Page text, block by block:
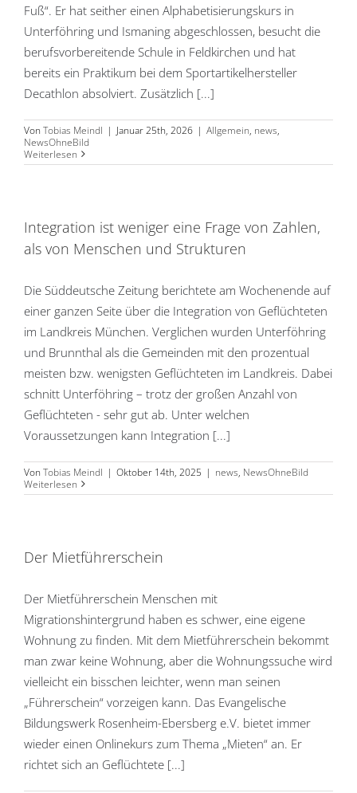
Fuß“. Er hat seither einen Alphabetisierungskurs in
Unterföhring und Ismaning abgeschlossen, besucht die
berufsvorbereitende Schule in Feldkirchen und hat
bereits ein Praktikum bei dem Sportartikelhersteller
Decathlon absolviert. Zusätzlich [...]
Von Tobias Meindl | Januar 25th, 2026 | Allgemein, news,
NewsOhneBild
Weiterlesen
Integration ist weniger eine Frage von Zahlen,
als von Menschen und Strukturen
Die Süddeutsche Zeitung berichtete am Wochenende auf
einer ganzen Seite über die Integration von Geflüchteten
im Landkreis München. Verglichen wurden Unterföhring
und Brunnthal als die Gemeinden mit den prozentual
meisten bzw. wenigsten Geflüchteten im Landkreis. Dabei
schnitt Unterföhring – trotz der großen Anzahl von
Geflüchteten - sehr gut ab. Unter welchen
Voraussetzungen kann Integration [...]
Von Tobias Meindl | Oktober 14th, 2025 | news, NewsOhneBild
Weiterlesen
Der Mietführerschein
Der Mietführerschein Menschen mit
Migrationshintergrund haben es schwer, eine eigene
Wohnung zu finden. Mit dem Mietführerschein bekommt
man zwar keine Wohnung, aber die Wohnungssuche wird
vielleicht ein bisschen leichter, wenn man seinen
„Führerschein“ vorzeigen kann. Das Evangelische
Bildungswerk Rosenheim-Ebersberg e.V. bietet immer
wieder einen Onlinekurs zum Thema „Mieten“ an. Er
richtet sich an Geflüchtete [...]